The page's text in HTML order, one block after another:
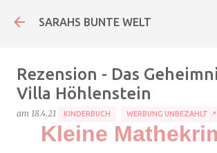
Direkt zum Hauptbereich
SARAHS BUNTE WELT
Rezension - Das
Villa Höhlenstein
am 18.4.21 KINDERBUCH WERBUNG UNBEZAHLT
Kleine